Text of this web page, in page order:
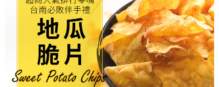
３．未成年的使用者請事先徵得法定代理人或監護人之同意方可使用
「AFTEE先享後付」，若未經同意申辦者引起之損失，本公司不負相關責
４．使用「AFTEE先享後付」時，將依據個別帳號之用戶狀況，依本公司即
時審查核予不同之上限額度；若仍有額度不足之情形，本公司將視審查結果
請求用戶進行身份認證。
５．嚴禁一人註冊多個帳號或使用他人資訊註冊。若發現惡意使用之情形，
恩沛科技股份有限公司將有權停止該用戶之使用額度並採取法律行動。